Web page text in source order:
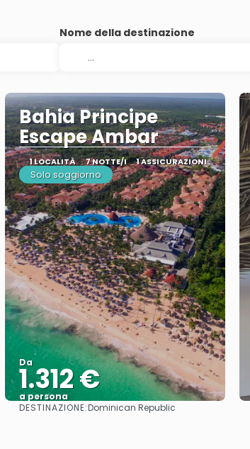
Nome della destinazione
Bahia Principe
Escape Ambar
1 LOCALITÀ 7 NOTTE/I 1 ASSICURAZIONI
Solo soggiorno
Da
1.312 €
a persona
Vedere
DESTINAZIONE:Dominican Republic